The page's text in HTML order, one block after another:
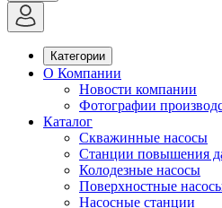
Категории
О Компании
Новости компании
Фотографии
Каталог
Скважинные насосы
Станции повышения
Колодезные насосы
Поверхностные
Насосные станции